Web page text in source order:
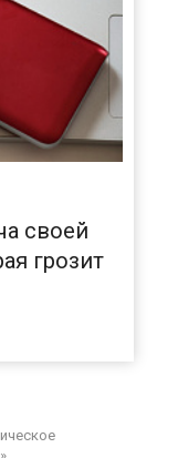
своей
грозит